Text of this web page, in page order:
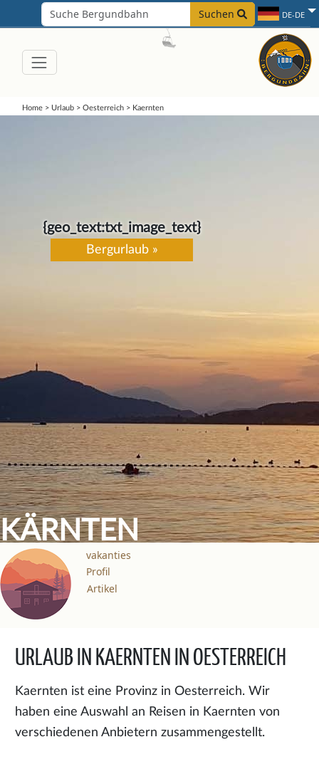
Suchen DE-DE
Home> Urlaub> Oesterreich> Kaernten
{geo_text:txt_image_text}
Bergurlaub »
KÄRNTEN
vakanties
Profil
Artikel
URLAUB IN KAERNTEN IN OESTERREICH
Kaernten ist eine Provinz in Oesterreich. Wir
haben eine Auswahl an Reisen in Kaernten von
verschiedenen Anbietern zusammengestellt.